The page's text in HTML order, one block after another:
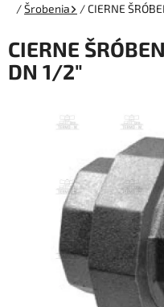
/Šrobenia /CIERNE
CIERNE
DN 1/2"